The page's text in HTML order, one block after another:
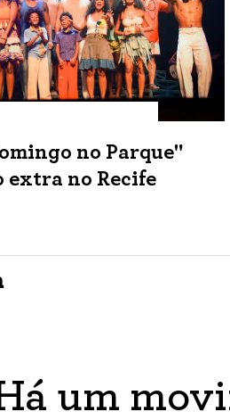
no Parque"
extra no Recife
um